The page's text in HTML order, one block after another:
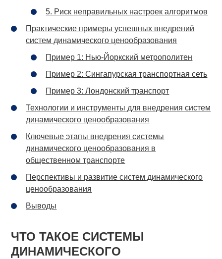
5. Риск неправильных настроек алгоритмов
Практические примеры успешных внедрений
систем динамического ценообразования
Пример 1: Нью-Йоркский метрополитен
Пример 2: Сингапурская транспортная сеть
Пример 3: Лондонский транспорт
Технологии и инструменты для внедрения систем
динамического ценообразования
Ключевые этапы внедрения системы
динамического ценообразования в
общественном транспорте
Перспективы и развитие систем динамического
ценообразования
Выводы
ЧТО ТАКОЕ СИСТЕМЫ
ДИНАМИЧЕСКОГО